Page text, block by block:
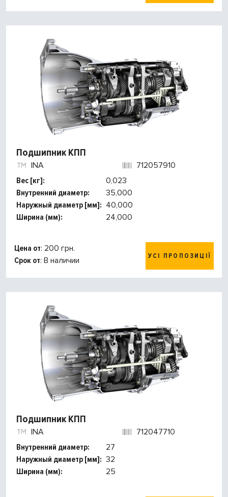
Подшипник КПП
INA
712057910
Вес [кг]:
0,023
Внутренний диаметр:
35,000
Наружный диаметр [мм]: 40,000
Ширина (мм):
24,000
Цена от: 200 грн.
Срок от: В наличии УСІ ПРОПОЗИЦІЇ
Подшипник КПП
INA
712047710
Внутренний диаметр:
27
Наружный диаметр [мм]: 32
Ширина (мм):
25